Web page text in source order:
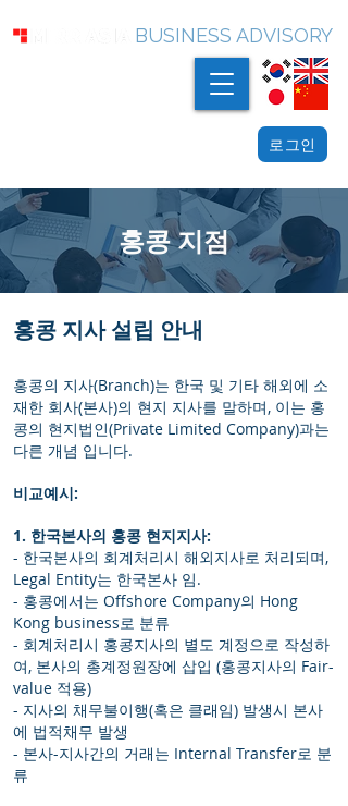
BUSINESS ADVISORY
로그인
홍콩 지점
홍콩 지사 설립 안내
홍콩의 지사(Branch)는 한국 및 기타 해외에 소
재한 회사(본사)의 현지 지사를 말하며, 이는 홍
콩의 현지법인(Private Limited Company)과는
다른 개념 입니다.
비교예시:
1. 한국본사의 홍콩 현지지사:
- 한국본사의 회계처리시 해외지사로 처리되며,
Legal Entity는 한국본사 임.
- 홍콩에서는 Offshore Company의 Hong
Kong business로 분류
- 회계처리시 홍콩지사의 별도 계정으로 작성하
여, 본사의 총계정원장에 삽입 (홍콩지사의 Fair-
value 적용)
- 지사의 채무불이행(혹은 클래임) 발생시 본사
에 법적채무 발생
- 본사-지사간의 거래는 Internal Transfer로 분
류